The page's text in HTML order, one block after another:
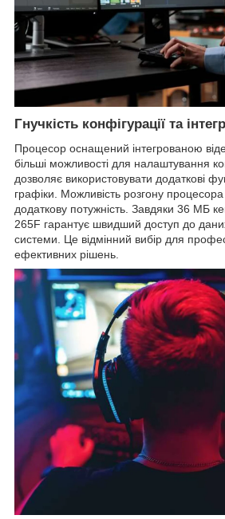
Гнучкість конфігурації та
Процесор оснащений інтегрованою
більші можливості для налаштування
дозволяє використовувати додаткові
графіки. Можливість розгону процесора
додаткову потужність. Завдяки 36 МБ
265F гарантує швидший доступ до
системи. Це відмінний вибір для
ефективних рішень.